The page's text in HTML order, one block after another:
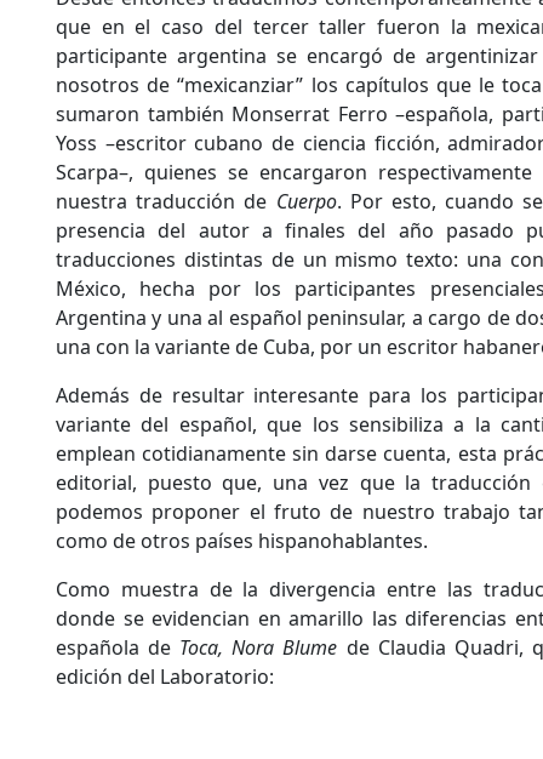
que en el caso del tercer taller fueron la
participante argentina se encargó de
nosotros de “mexicanziar” los capítulos que le
sumaron también Monserrat Ferro –española,
Yoss –escritor cubano de ciencia ficción,
Scarpa–, quienes se encargaron respectivamente
nuestra traducción de Cuerpo. Por esto, cuando
presencia del autor a finales del año pasado
traducciones distintas de un mismo texto: una
México, hecha por los participantes
Argentina y una al español peninsular, a cargo de
una con la variante de Cuba, por un escritor
Además de resultar interesante para los
variante del español, que los sensibiliza a la
emplean cotidianamente sin darse cuenta, esta
editorial, puesto que, una vez que la traducción
podemos proponer el fruto de nuestro trabajo
como de otros países hispanohablantes.
Como muestra de la divergencia entre las
donde se evidencian en amarillo las diferencias
española de Toca, Nora Blume de Claudia Quadri,
edición del Laboratorio: